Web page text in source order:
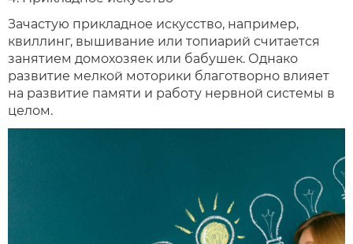
Зачастую прикладное искусство, например,
квиллинг, вышивание или топиарий считается
занятием домохозяек или бабушек. Однако
развитие мелкой моторики благотворно влияет
на развитие памяти и работу нервной системы в
целом.